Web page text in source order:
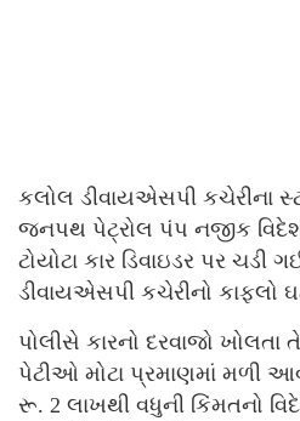
કલોલ ડીવાયએસપી કચેરીના
જનપથ પેટ્રોલ પંપ નજીક
ટોયોટા કાર ડિવાઇડર પર
ડીવાયએસપી કચેરીનો કાફલો
પોલીસે કારનો દરવાજો ખોલતા
પેટીઓ મોટા પ્રમાણમાં મળી
રૂ. 2 લાખથી વધુની કિંમતનો